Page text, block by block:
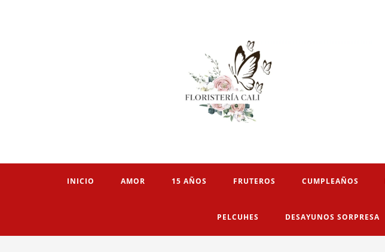
INICIO AMOR 15 AÑOS FRUTEROS CUMPLEAÑOS
PELCUHES DESAYUNOS SORPRESA